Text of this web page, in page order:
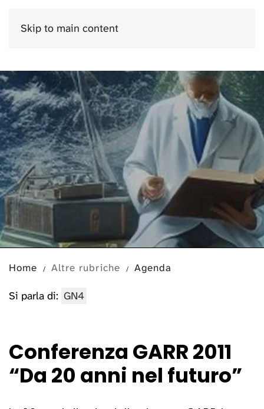
Skip to main content
Home Altre rubriche Agenda
Si parla di: GN4
Conferenza GARR 2011
“Da 20 anni nel futuro”